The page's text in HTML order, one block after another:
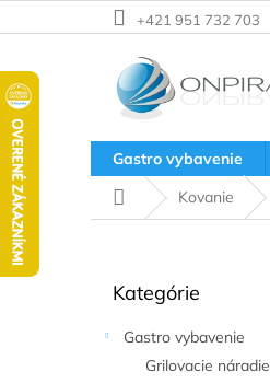
na
+421 951 732 703
Gastro vybavenie
DomovKovanie
kategórie
Kategórie
Gastro vybavenie
Grilovacie náradie